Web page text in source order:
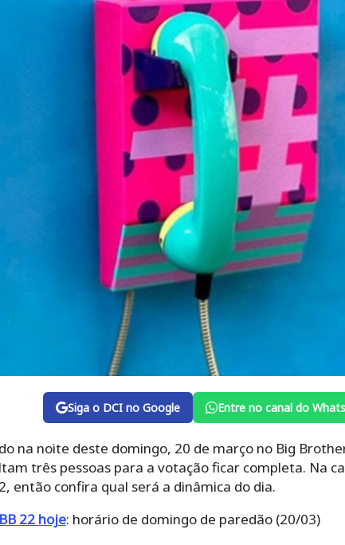
Siga o DCI no Google Entre no canal do
na noite deste domingo, 20 de março no Big
três pessoas para a votação ficar completa. Na
então confira qual será a dinâmica do dia.
22 hoje: horário de domingo de paredão (20/03)